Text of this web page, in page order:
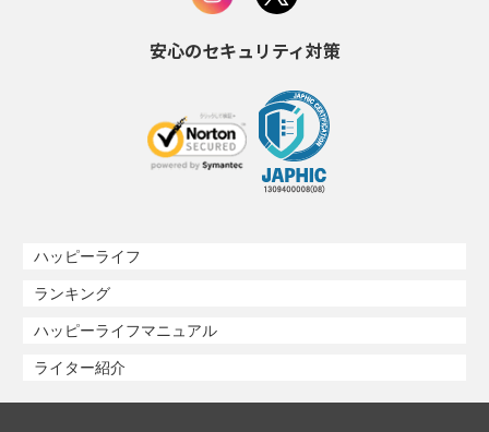
安心のセキュリティ対策
ハッピーライフ
ランキング
ハッピーライフマニュアル
ライター紹介